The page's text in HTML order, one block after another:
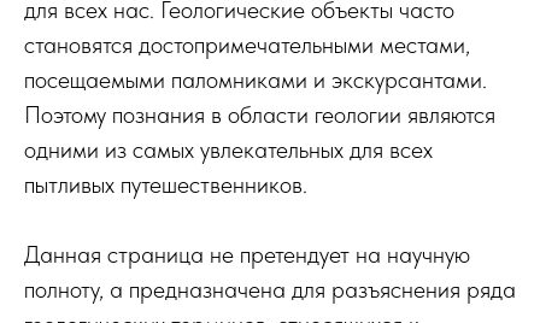
для всех нас. Геологические объекты часто
становятся достопримечательными местами,
посещаемыми паломниками и экскурсантами.
Поэтому познания в области геологии являются
одними из самых увлекательных для всех
пытливых путешественников.
Данная страница не претендует на научную
полноту, а предназначена для разъяснения ряда